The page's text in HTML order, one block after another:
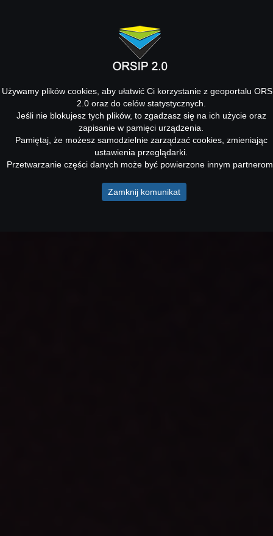
Używamy plików cookies, aby ułatwić Ci korzystanie z geoportalu
2.0 oraz do celów statystycznych.
Jeśli nie blokujesz tych plików, to zgadzasz się na ich użycie oraz
zapisanie w pamięci urządzenia.
Pamiętaj, że możesz samodzielnie zarządzać cookies, zmieniając
ustawienia przeglądarki.
Przetwarzanie części danych może być powierzone innym
Zamknij komunikat